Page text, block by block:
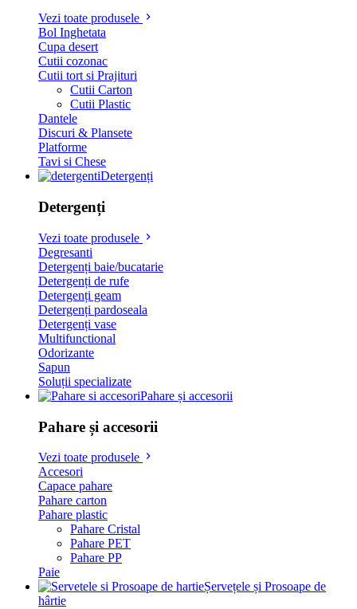
Vezi toate produsele
Bol Inghetata
Cupa desert
Cutii cozonac
Cutii tort si Prajituri
Cutii Carton
Cutii Plastic
Dantele
Discuri & Plansete
Platforme
Tavi si Chese
Detergenți
Detergenți
Vezi toate produsele
Degresanti
Detergenți baie/bucatarie
Detergenți de rufe
Detergenți geam
Detergenți pardoseala
Detergenți vase
Multifunctional
Odorizante
Sapun
Soluții specializate
Pahare și accesorii
Pahare și accesorii
Vezi toate produsele
Accesori
Capace pahare
Pahare carton
Pahare plastic
Pahare Cristal
Pahare PET
Pahare PP
Paie
Șervețele și Prosoape de
hârtie